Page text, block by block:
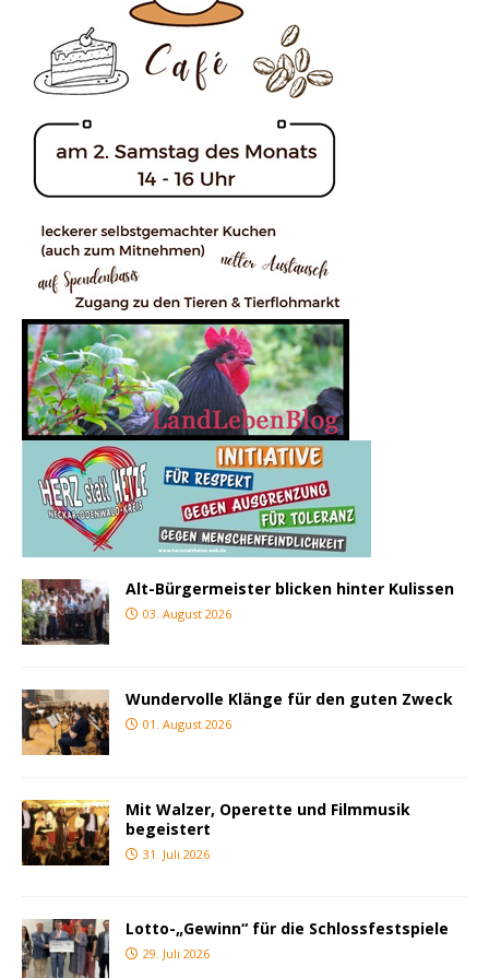
Alt-Bürgermeister blicken hinter Kulissen
03. August 2026
Wundervolle Klänge für den guten Zweck
01. August 2026
Mit Walzer, Operette und Filmmusik
begeistert
31. Juli 2026
Lotto-„Gewinn“ für die Schlossfestspiele
29. Juli 2026